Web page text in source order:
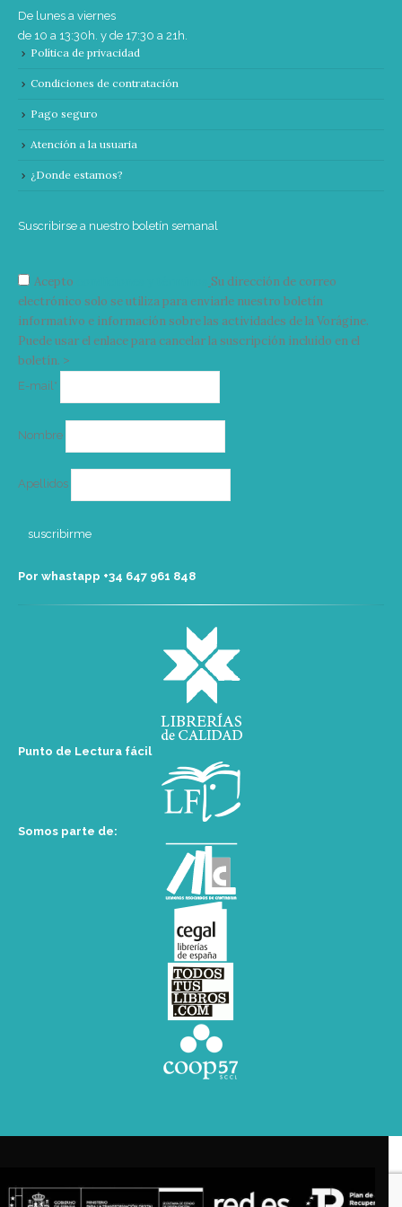
De lunes a viernes
de 10 a 13:30h. y de 17:30 a 21h.
Política de privacidad
Condiciones de contratación
Pago seguro
Atención a la usuaria
¿Donde estamos?
Suscribirse a nuestro boletín semanal
Acepto
Su dirección de correo
electrónico solo se utiliza para enviarle nuestro boletín
informativo e información sobre las actividades de la Vorágine.
Puede usar el enlace para cancelar la suscripción incluido en el
boletín. >
E-mail*
Nombre
Apellidos
Por whastapp +34 ‭647 961 848‬
Punto de Lectura fácil
Somos parte de: